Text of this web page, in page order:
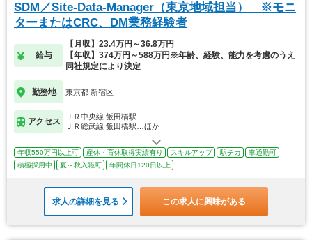
SDM／Site-Data-Manager（東京地域担当） ※モニ
ターまたはCRC、DM業務経験者
給与
【月収】23.4万円～36.8万円
【年収】374万円～588万円※年齢、経験、能力を考慮のうえ
同社規定により決定
勤務地 東京都 新宿区
アクセス
ＪＲ中央線 飯田橋駅
ＪＲ総武線 飯田橋駅…ほか
年収550万円以上可 産休・育休取得実績有り スキルアップ 駅チカ
車通勤可
積極採用中
夏～秋入職可 年間休日120日以上
求人の詳細を見る この求人に興味がある